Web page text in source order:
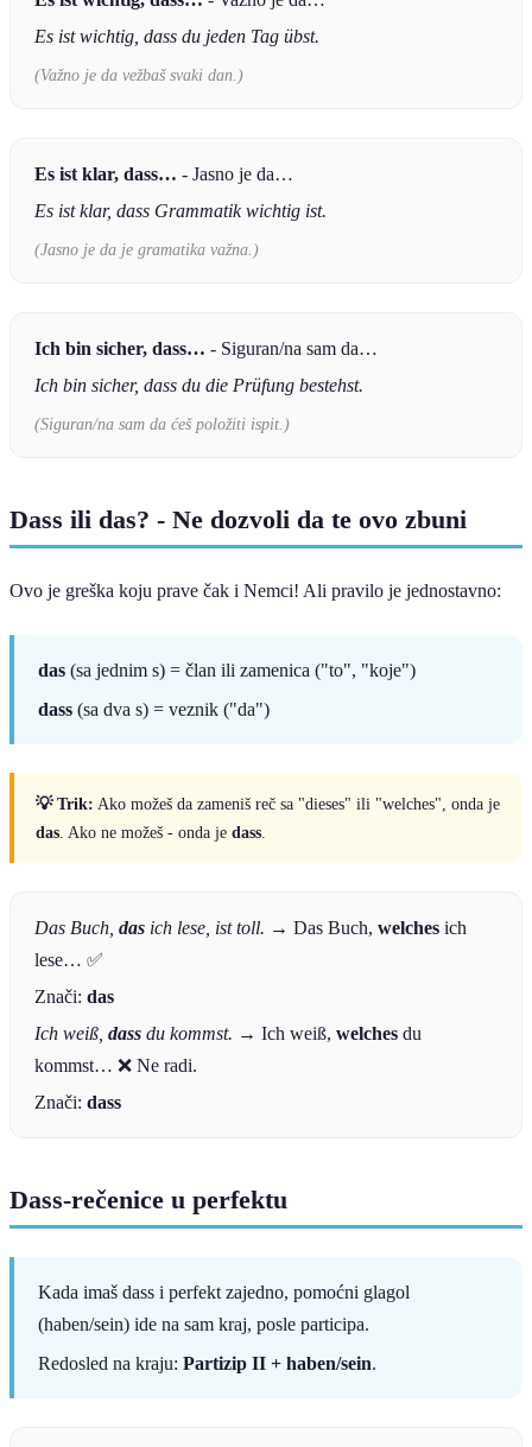
Es ist wichtig, dass du jeden Tag übst.
(Važno je da vežbaš svaki dan.)
Es ist klar, dass… - Jasno je da…
Es ist klar, dass Grammatik wichtig ist.
(Jasno je da je gramatika važna.)
Ich bin sicher, dass… - Siguran/na sam da…
Ich bin sicher, dass du die Prüfung bestehst.
(Siguran/na sam da ćeš položiti ispit.)
Dass ili das? - Ne dozvoli da te ovo zbuni
Ovo je greška koju prave čak i Nemci! Ali pravilo je jednostavno:
das (sa jednim s) = član ili zamenica ("to", "koje")
dass (sa dva s) = veznik ("da")
💡 Trik: Ako možeš da zameniš reč sa "dieses" ili "welches", onda je
das . Ako ne možeš - onda je dass
Das Buch, das ich lese, ist toll. → Das Buch, welches ich
lese… ✅
Znači: das
Ich weiß, dass du kommst. → Ich weiß, welches du
kommst… ❌ Ne radi.
Znači: dass
Dass-rečenice u perfektu
Kada imaš dass i perfekt zajedno, pomoćni glagol
(haben/sein) ide na sam kraj, posle participa.
Redosled na kraju: Partizip II + haben/sein.